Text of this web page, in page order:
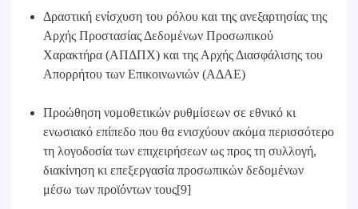
Δραστική ενίσχυση του ρόλου και της ανεξαρτησίας της
Αρχής Προστασίας Δεδομένων Προσωπικού
Χαρακτήρα (ΑΠΔΠΧ) και της Αρχής Διασφάλισης του
Απορρήτου των Επικοινωνιών (ΑΔΑΕ)
Προώθηση νομοθετικών ρυθμίσεων σε εθνικό κι
ενωσιακό επίπεδο που θα ενισχύουν ακόμα περισσότερο
τη λογοδοσία των επιχειρήσεων ως προς τη συλλογή,
διακίνηση κι επεξεργασία προσωπικών δεδομένων
μέσω των προϊόντων τους[9]